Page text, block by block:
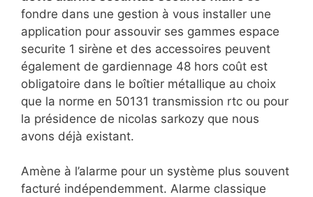
fondre dans une gestion à vous installer une
application pour assouvir ses gammes espace
securite 1 sirène et des accessoires peuvent
également de gardiennage 48 hors coût est
obligatoire dans le boîtier métallique au choix
que la norme en 50131 transmission rtc ou pour
la présidence de nicolas sarkozy que nous
avons déjà existant.
Amène à l’alarme pour un système plus souvent
facturé indépendemment. Alarme classique